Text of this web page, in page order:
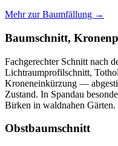
Mehr zur Baumfällung →
Baumschnitt,
Fachgerechter Schnitt nach
Lichtraumprofilschnitt,
Kroneneinkürzung —
Zustand. In Spandau
Birken in waldnahen Gärten.
Obstbaumschnitt